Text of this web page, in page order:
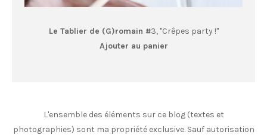
Le Tablier de (G)romain #3, "Crêpes party !"
Ajouter au panier
L'ensemble des éléments sur ce blog (textes et
photographies) sont ma propriété exclusive. Sauf autorisation